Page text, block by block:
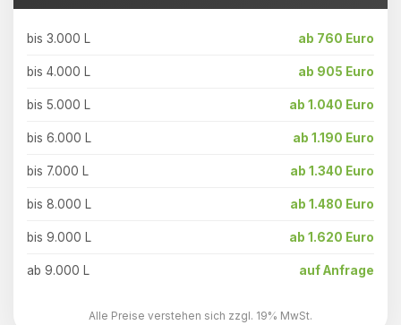
bis 3.000 L ab 760 Euro
bis 4.000 L ab 905 Euro
bis 5.000 L ab 1.040 Euro
bis 6.000 L ab 1.190 Euro
bis 7.000 L ab 1.340 Euro
bis 8.000 L ab 1.480 Euro
bis 9.000 L ab 1.620 Euro
ab 9.000 L auf Anfrage
Alle Preise verstehen sich zzgl. 19% MwSt.